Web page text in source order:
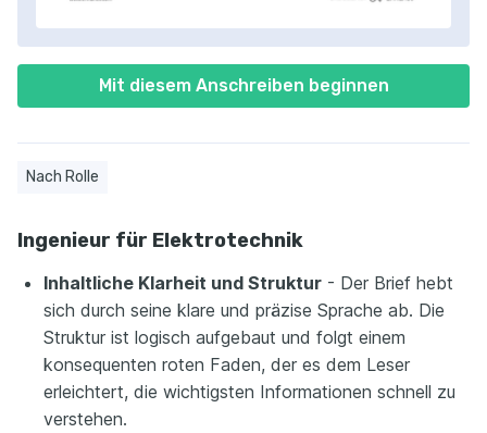
Mit diesem Anschreiben beginnen
Nach Rolle
Ingenieur für Elektrotechnik
Inhaltliche Klarheit und Struktur - Der Brief hebt
sich durch seine klare und präzise Sprache ab. Die
Struktur ist logisch aufgebaut und folgt einem
konsequenten roten Faden, der es dem Leser
erleichtert, die wichtigsten Informationen schnell zu
verstehen.